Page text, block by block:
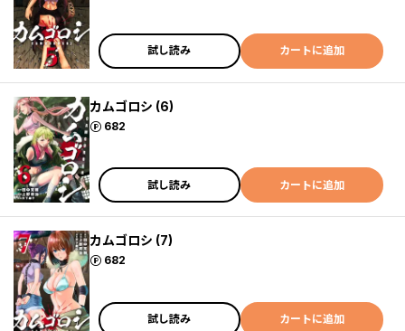
試し読み カートに追加
カムゴロシ (6)
682
ポイント
試し読み カートに追加
カムゴロシ (7)
682
ポイント
試し読み カートに追加